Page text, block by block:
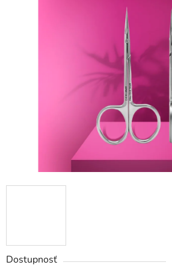
Dostupnosť